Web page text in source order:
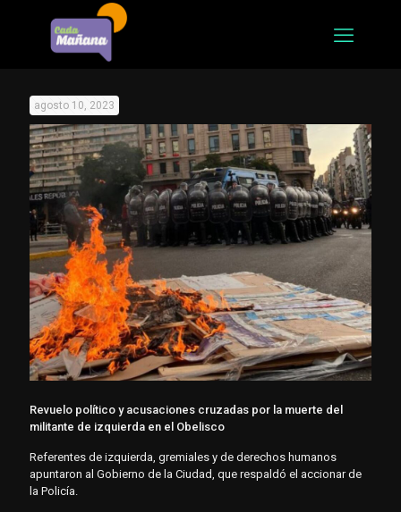
agosto 10, 2023
Revuelo político y acusaciones cruzadas por la muerte del
militante de izquierda en el Obelisco
Referentes de izquierda, gremiales y de derechos humanos
apuntaron al Gobierno de la Ciudad, que respaldó el accionar de
la Policía.